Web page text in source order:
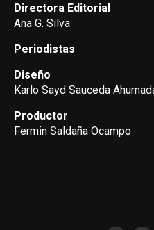
Directora Editorial
Ana G. Silva
Periodistas
Diseño
Karlo Sayd Sauceda
Productor
Fermin Saldaña Ocampo